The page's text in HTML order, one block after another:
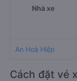
Nhà xe
An Hoà Hiệp
Cách đặt vé